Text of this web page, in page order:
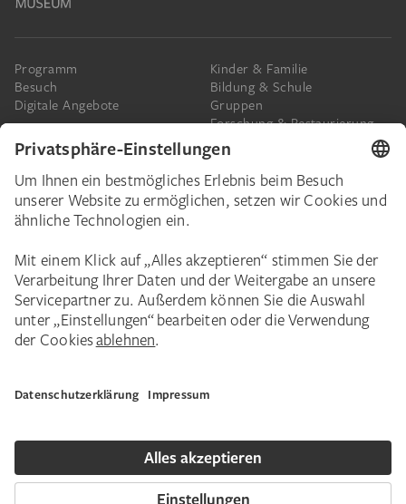
Programm
Besuch
Digitale Angebote
Kinder & Familie
Bildung & Schule
Gruppen
Forschung & Restaurierung
Presse
Das Städel
Spenden
Schenkungen & Nachlass
Corporate Events
Städelverein
Karriere
Städel Stories
Newsletter
DatenschutzPrivatsphäreBildnachweise
HausordnungKontakt
Copyright © 2026 Städel Museum. Alle Rechte vorbehalten.